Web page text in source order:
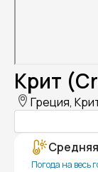
Крит
Греция,
Погода на весь